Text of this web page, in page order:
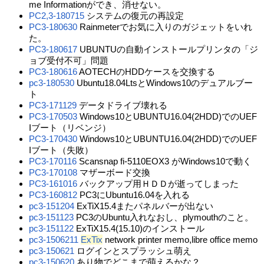
me Informationができ、消せない。
PC2,3-180715システムの復元の再設定
PC3-180630Rainmeterでお気に入りのガジェットをいれ
た。
PC3-180617UBUNTUの自動インストールプリンタの「ジ
ョブ受付不可」問題
PC3-180616AOTECHのHDDケースを交換する
pc3-180530Ubuntu18.04LtsとWindows10のデュアルブー
ト
PC3-171129データドライブ壊れる
PC3-170503Windows10とUBUNTU16.04(2HDD)でのUEF
Iブート（リベンジ）
PC3-170430Windows10とUBUNTU16.04(2HDD)でのUEF
Iブート（失敗）
PC3-170116Scansnap fi-5110EOX3 がWindows10で動く
PC3-170108マザーボード交換
PC3-161016バックアップ用ＨＤＤが逝ってしまった
PC3-160812PC3にUbuntu16.04を入れる
pc3-151204ExTiX15.4またパネルバーが出ない
pc3-151123PC3のUbuntu入れなおし、plymouthのこと。
pc3-151122ExTiX15.4(15.10)のインストール
pc3-1506211 ExTix network printer memo,libre office memo
pc3-150621 ログインとスプラッシュ萌え
pc3-150620あり物でどこまで萌えるかな？